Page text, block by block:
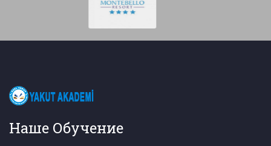
Наше Обучение